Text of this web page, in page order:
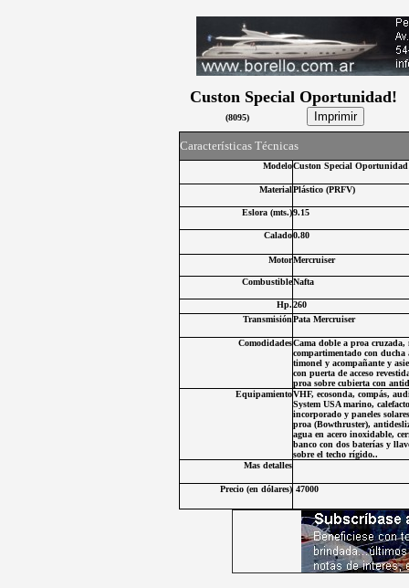
Custon Special Oportunidad!
(8095)
Características Técnicas
ModeloCuston Special
MaterialPlástico (PRFV)
Eslora (mts.)9.15
Calado0.80
MotorMercruiser
CombustibleNafta
Hp.260
TransmisiónPata Mercruiser
ComodidadesCama doble a proa cruzada,
compartimentado con ducha
timonel y acompañante y
con puerta de acceso
proa sobre cubierta con
EquipamientoVHF, ecosonda, compás,
System USA marino,
incorporado y paneles
proa (Bowthruster),
agua en acero inoxidable,
banco con dos baterías y
sobre el techo rígido..
Mas detalles
Precio (en dólares) 47000